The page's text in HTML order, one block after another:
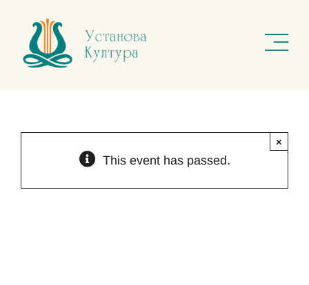
content
This event has passed.
×